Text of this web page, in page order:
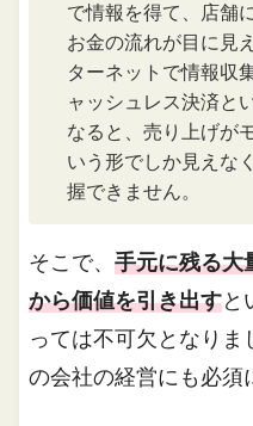
で情報を得て、店舗
お金の流れが目に見
ターネットで情報収
ャッシュレス決済と
なると、売り上げが
いう形でしか見えな
握できません。
そこで、手元に残る大
から価値を引き出すと
っては不可欠となり
の会社の経営にも必須